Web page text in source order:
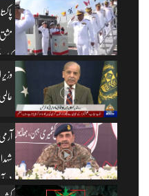
پی آر